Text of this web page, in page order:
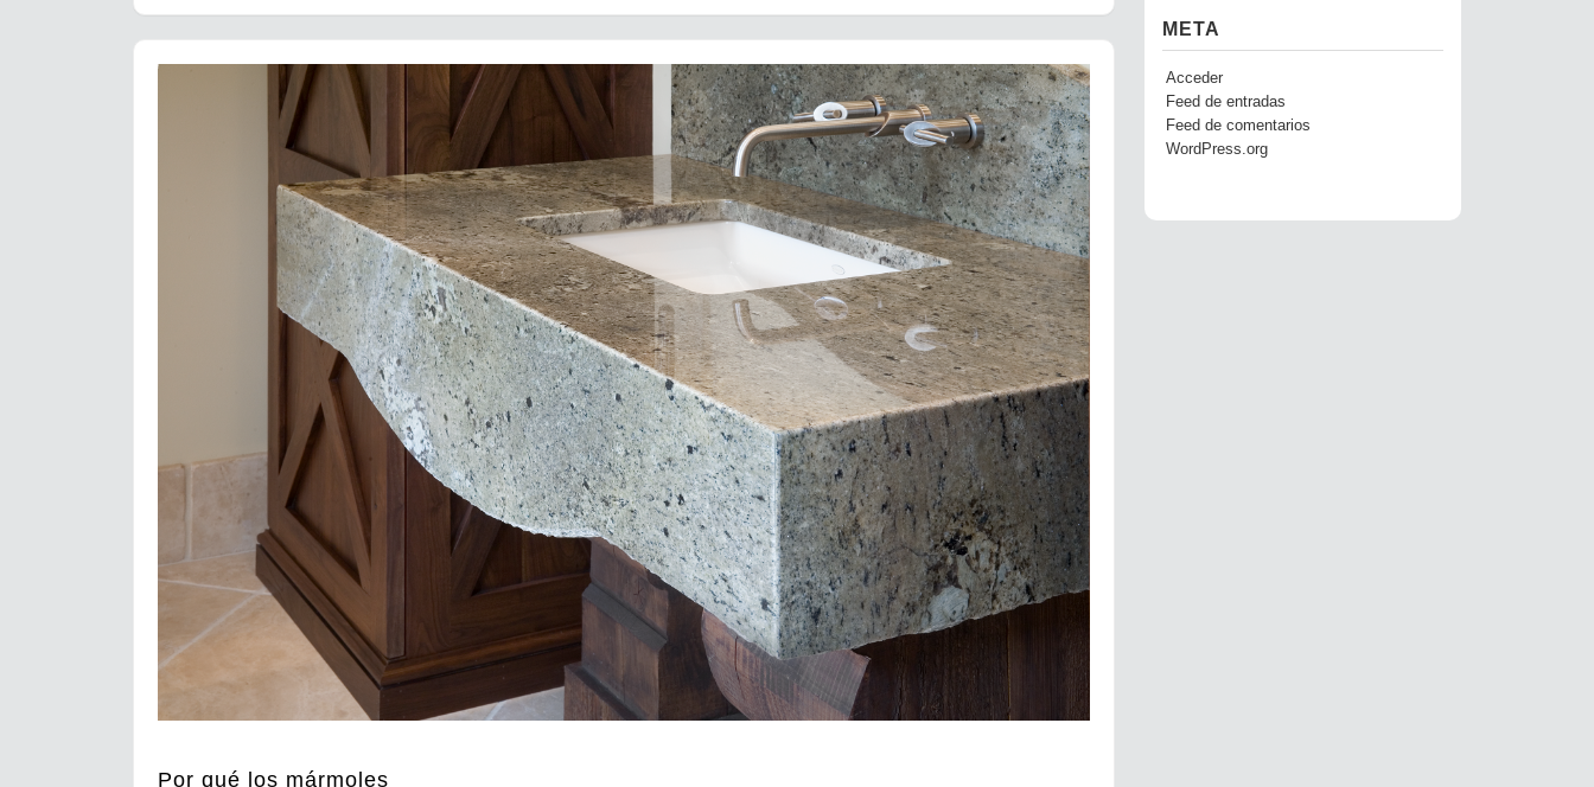
Por qué los mármoles
META
Acceder
Feed de entradas
Feed de comentarios
WordPress.org